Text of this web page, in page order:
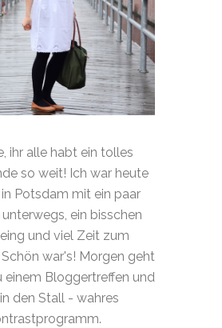
ihr alle habt ein tolles
so weit! Ich war heute
Potsdam mit ein paar
unterwegs, ein bisschen
und viel Zeit zum
war's! Morgen geht
einem Bloggertreffen und
den Stall - wahres